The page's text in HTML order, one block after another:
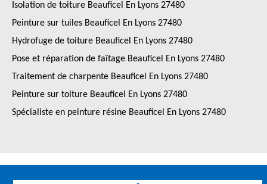
Isolation de toiture Beauficel En Lyons 27480
Peinture sur tuiles Beauficel En Lyons 27480
Hydrofuge de toiture Beauficel En Lyons 27480
Pose et réparation de faîtage Beauficel En Lyons 27480
Traitement de charpente Beauficel En Lyons 27480
Peinture sur toiture Beauficel En Lyons 27480
Spécialiste en peinture résine Beauficel En Lyons 27480